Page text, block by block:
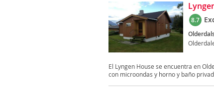
8.7
El Lyngen House se encuentra en
con microondas y horno y baño